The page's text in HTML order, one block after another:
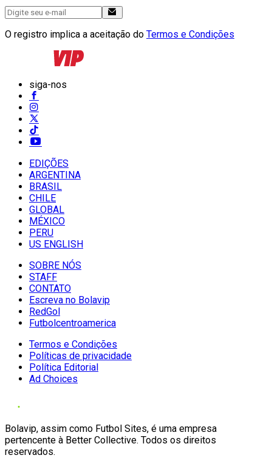
O registro implica a aceitação do Termos e Condições
siga-nos
EDIÇÕES
ARGENTINA
BRASIL
CHILE
GLOBAL
MÉXICO
PERU
US ENGLISH
SOBRE NÓS
STAFF
CONTATO
Escreva no Bolavip
RedGol
Futbolcentroamerica
Termos e Condições
Políticas de privacidade
Política Editorial
Ad Choices
Bolavip, assim como Futbol Sites, é uma empresa
pertencente à Better Collective. Todos os direitos
reservados.